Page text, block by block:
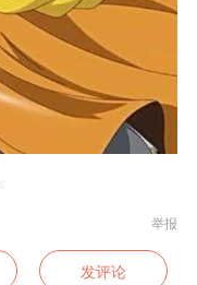
举报
发评论